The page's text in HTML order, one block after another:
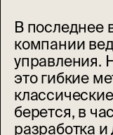
В последнее
компании
управления.
это гибкие
берется, в
разработка и